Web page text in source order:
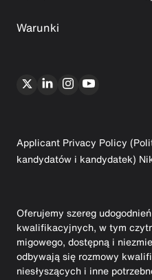
Warunki
Applicant Privacy Policy
kandydatów i kandydatek)
Oferujemy szereg
kwalifikacyjnych, w tym
migowego, dostępną i
odbywają się rozmowy
niesłyszących i inne